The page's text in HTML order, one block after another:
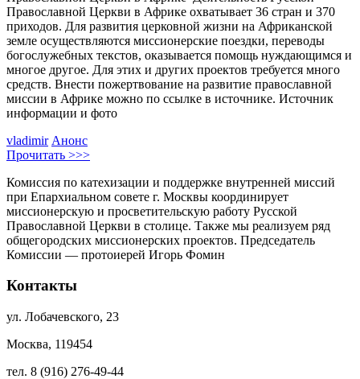
Православной Церкви в Африке охватывает 36 стран и 370
приходов. Для развития церковной жизни на Африканской
земле осуществляются миссионерские поездки, переводы
богослужебных текстов, оказывается помощь нуждающимся и
многое другое. Для этих и других проектов требуется много
средств. Внести пожертвование на развитие православной
миссии в Африке можно по ссылке в источнике. Источник
информации и фото
vladimir Анонс
Прочитать >>>
Комиссия по катехизации и поддержке внутренней миссий
при Епархиальном совете г. Москвы координирует
миссионерскую и просветительскую работу Русской
Православной Церкви в столице. Также мы реализуем ряд
общегородских миссионерских проектов. Председатель
Комиссии — протоиерей Игорь Фомин
Контакты
ул. Лобачевского, 23
Москва, 119454
тел. 8 (916) 276-49-44